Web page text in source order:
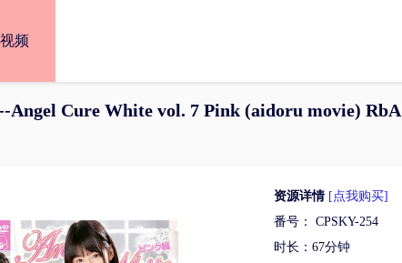
视频
Angel Cure White vol. 7 Pink (aidoru movie) RbA
资源详情 [点我购买]
番号： CPSKY-254
时长：67分钟